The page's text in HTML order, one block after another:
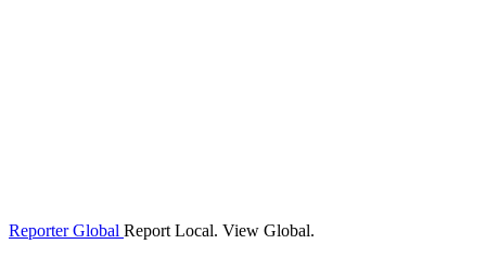
Reporter Global Report Local. View Global.